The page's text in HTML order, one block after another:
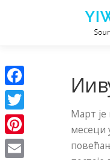
Март је
месеци
Facebook
Twitter
Pinterest